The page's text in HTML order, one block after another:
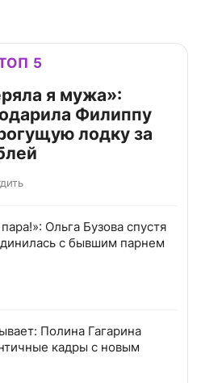
5
я мужа»:
Филиппу
лодку за
Ольга Бузова спустя
с бывшим парнем
Полина Гагарина
кадры с новым